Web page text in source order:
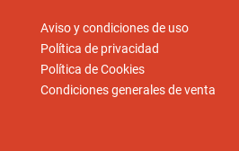
Aviso y condiciones de uso
Política de privacidad
Política de Cookies
Condiciones generales de venta